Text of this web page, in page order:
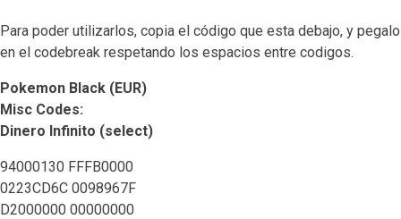
Para poder utilizarlos, copia el código que esta debajo, y pegalo
en el codebreak respetando los espacios entre codigos.
Pokemon Black (EUR)
Misc Codes:
Dinero Infinito (select)
94000130 FFFB0000
0223CD6C 0098967F
D2000000 00000000